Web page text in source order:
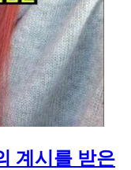
계시를 받은